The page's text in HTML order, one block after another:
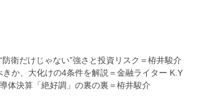
衛だけじゃない”強さと投資リスク＝栫井駿介
か、大化けの4条件を解説＝金融ライター K.Y
体決算「絶好調」の裏の裏＝栫井駿介